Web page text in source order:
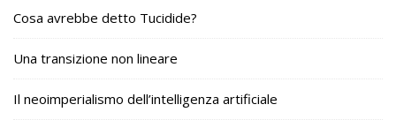
Cosa avrebbe detto Tucidide?
Una transizione non lineare
Il neoimperialismo dell’intelligenza artificiale